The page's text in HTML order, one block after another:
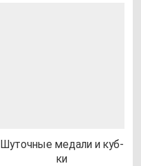
Шуточ­ные ме­да­ли и куб­
ки